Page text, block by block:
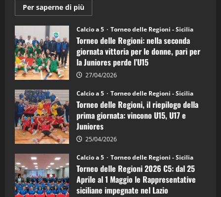
Per saperne di più
informazioni
Torneo
delle
Regioni
di
calcio
a
5:
la
Juniores
è
vicecampione
d’Italia
Calcio a 5 Torneo delle Regioni - Sicilia
Torneo delle Regioni: nella seconda
giornata vittoria per le donne, pari per
la Juniores perde l’U15
27/04/2026
Calcio a 5 Torneo delle Regioni - Sicilia
Torneo delle Regioni, il riepilogo della
prima giornata: vincono U15, U17 e
Juniores
25/04/2026
Calcio a 5 Torneo delle Regioni - Sicilia
Torneo delle Regioni 2026 C5: dal 25
Aprile al 1 Maggio le Rappresentative
siciliane impegnate nel Lazio